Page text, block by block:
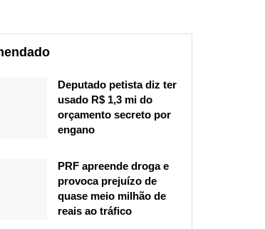
Deputado petista diz ter
usado R$ 1,3 mi do
orçamento secreto por
engano
PRF apreende droga e
provoca prejuízo de
quase meio milhão de
reais ao tráfico